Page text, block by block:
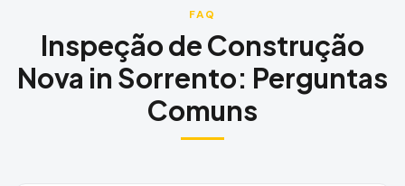
FAQ
Inspeção de Construção
Nova in Sorrento: Perguntas
Comuns